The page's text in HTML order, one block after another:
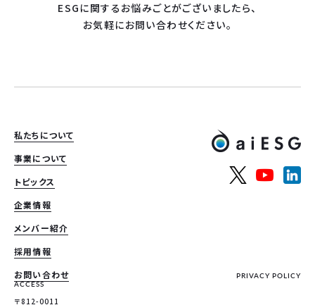
ESGに関するお悩みごとがございましたら、
お気軽にお問い合わせください。
私たちについて
事業について
トピックス
企業情報
メンバー紹介
採用情報
お問い合わせ
PRIVACY POLICY
ACCESS
〒812-0011